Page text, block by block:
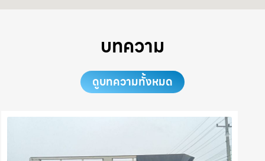
บทความ
ดูบทความทั้งหมด